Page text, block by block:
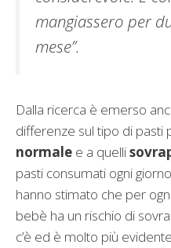
mangiassero per
mese”.
Dalla ricerca è emerso
differenze sul tipo di pasti
normale e a quelli
pasti consumati ogni
hanno stimato che per
bebè ha un rischio di
c’è ed è molto più